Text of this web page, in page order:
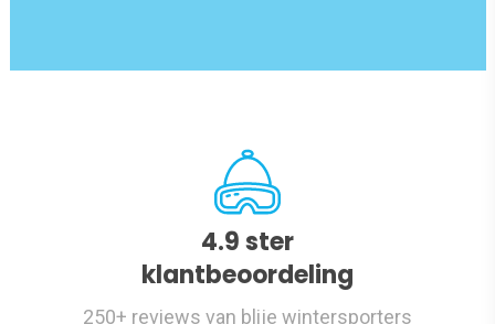
4.9 ster
klantbeoordeling
250+ reviews van blije wintersporters